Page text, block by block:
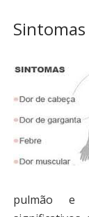
Sintomas
pulmão e